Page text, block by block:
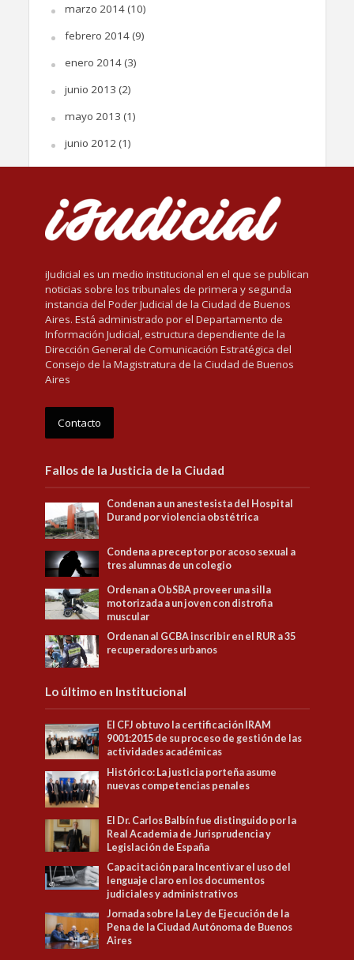
marzo 2014(10)
febrero 2014(9)
enero 2014(3)
junio 2013 (2)
mayo 2013 (1)
junio 2012(1)
iJudicial es un medio institucional en el que se publican
noticias sobre los tribunales de primera y segunda
instancia del Poder Judicial de la Ciudad de Buenos
Aires. Está administrado por el Departamento de
Información Judicial, estructura dependiente de la
Dirección General de Comunicación Estratégica del
Consejo de la Magistratura de la Ciudad de Buenos
Aires
Contacto
Fallos de la Justicia de la Ciudad
Condenan a un anestesista del Hospital
Durand por violencia obstétrica
Condena a preceptor por acoso sexual a
tres alumnas de un colegio
Ordenan a ObSBA proveer una silla
motorizada a un joven con distrofia
muscular
Ordenan al GCBA inscribir en el RUR a 35
recuperadores urbanos
Lo último en Institucional
El CFJ obtuvo la certificación IRAM
9001:2015 de su proceso de gestión de las
actividades académicas
Histórico: La justicia porteña asume
nuevas competencias penales
El Dr. Carlos Balbín fue distinguido por la
Real Academia de Jurisprudencia y
Legislación de España
Capacitación para Incentivar el uso del
lenguaje claro en los documentos
judiciales y administrativos
Jornada sobre la Ley de Ejecución de la
Pena de la Ciudad Autónoma de Buenos
Aires